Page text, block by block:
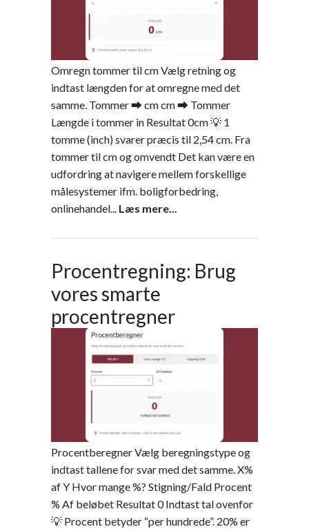
Omregn tommer til cm Vælg retning og
indtast længden for at omregne med det
samme. Tommer ⮕ cm cm ⮕ Tommer
Længde i tommer in Resultat 0cm 💡 1
tomme (inch) svarer præcis til 2,54 cm. Fra
tommer til cm og omvendt Det kan være en
udfordring at navigere mellem forskellige
målesystemer ifm. boligforbedring,
onlinehandel... Læs mere...
Procentregning: Brug
vores smarte
procentregner
Procentberegner Vælg beregningstype og
indtast tallene for svar med det samme. X%
af Y Hvor mange %? Stigning/Fald Procent
% Af beløbet Resultat 0 Indtast tal ovenfor
💡 Procent betyder “per hundrede”. 20% er